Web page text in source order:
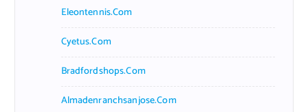
Eleontennis.com
Cyetus.com
Bradfordshops.com
Almadenranchsanjose.com